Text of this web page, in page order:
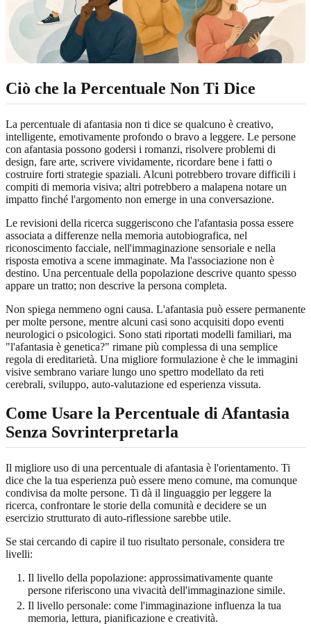
Ciò che la Percentuale Non Ti Dice
La percentuale di afantasia non ti dice se qualcuno è creativo,
intelligente, emotivamente profondo o bravo a leggere. Le persone
con afantasia possono godersi i romanzi, risolvere problemi di
design, fare arte, scrivere vividamente, ricordare bene i fatti o
costruire forti strategie spaziali. Alcuni potrebbero trovare difficili i
compiti di memoria visiva; altri potrebbero a malapena notare un
impatto finché l'argomento non emerge in una conversazione.
Le revisioni della ricerca suggeriscono che l'afantasia possa essere
associata a differenze nella memoria autobiografica, nel
riconoscimento facciale, nell'immaginazione sensoriale e nella
risposta emotiva a scene immaginate. Ma l'associazione non è
destino. Una percentuale della popolazione descrive quanto spesso
appare un tratto; non descrive la persona completa.
Non spiega nemmeno ogni causa. L'afantasia può essere permanente
per molte persone, mentre alcuni casi sono acquisiti dopo eventi
neurologici o psicologici. Sono stati riportati modelli familiari, ma
"l'afantasia è genetica?" rimane più complessa di una semplice
regola di ereditarietà. Una migliore formulazione è che le immagini
visive sembrano variare lungo uno spettro modellato da reti
cerebrali, sviluppo, auto-valutazione ed esperienza vissuta.
Come Usare la Percentuale di Afantasia
Senza Sovrinterpretarla
Il migliore uso di una percentuale di afantasia è l'orientamento. Ti
dice che la tua esperienza può essere meno comune, ma comunque
condivisa da molte persone. Ti dà il linguaggio per leggere la
ricerca, confrontare le storie della comunità e decidere se un
esercizio strutturato di auto-riflessione sarebbe utile.
Se stai cercando di capire il tuo risultato personale, considera tre
livelli:
Il livello della popolazione: approssimativamente quante
persone riferiscono una vivacità dell'immaginazione simile.
Il livello personale: come l'immaginazione influenza la tua
memoria, lettura, pianificazione e creatività.